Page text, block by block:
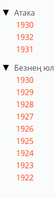
Атака
1930
1932
1931
Безнең юл
1930
1929
1928
1927
1926
1925
1924
1923
1922